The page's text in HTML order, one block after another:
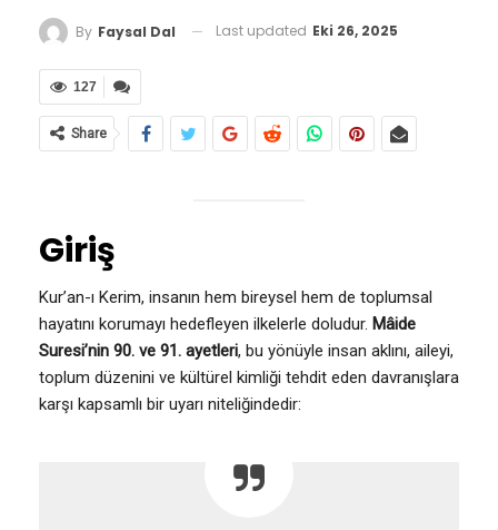
By Faysal Dal Last updated Eki 26, 2025
127
Share
Giriş
Kur’an-ı Kerim, insanın hem bireysel hem de toplumsal
hayatını korumayı hedefleyen ilkelerle doludur. Mâide
Suresi’nin 90. ve 91. ayetleri, bu yönüyle insan aklını, aileyi,
toplum düzenini ve kültürel kimliği tehdit eden davranışlara
karşı kapsamlı bir uyarı niteliğindedir: